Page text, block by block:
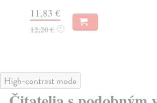
11,83 €
12,20 € ?
High-contrast mode